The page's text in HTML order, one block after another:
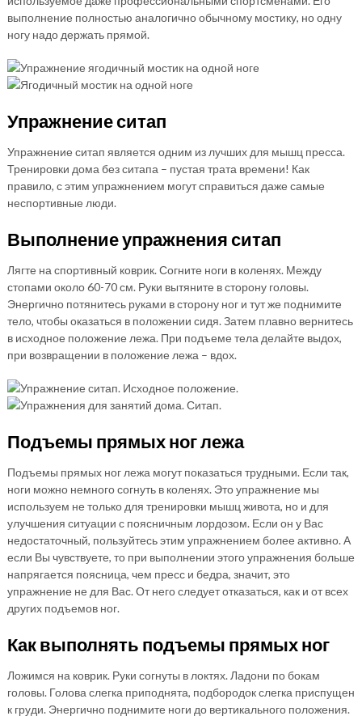
выполнение полностью аналогично обычному мостику, но одну
ногу надо держать прямой.
Упражнение ситап
Упражнение ситап является одним из лучших для мышц пресса.
Тренировки дома без ситапа – пустая трата времени! Как
правило, с этим упражнением могут справиться даже самые
неспортивные люди.
Выполнение упражнения ситап
Лягте на спортивный коврик. Согните ноги в коленях. Между
стопами около 60-70 см. Руки вытяните в сторону головы.
Энергично потянитесь руками в сторону ног и тут же поднимите
тело, чтобы оказаться в положении сидя. Затем плавно вернитесь
в исходное положение лежа. При подъеме тела делайте выдох,
при возвращении в положение лежа – вдох.
Подъемы прямых ног лежа
Подъемы прямых ног лежа могут показаться трудными. Если так,
ноги можно немного согнуть в коленях. Это упражнение мы
используем не только для тренировки мышц живота, но и для
улучшения ситуации с поясничным лордозом. Если он у Вас
недостаточный, пользуйтесь этим упражнением более активно. А
если Вы чувствуете, то при выполнении этого упражнения больше
напрягается поясница, чем пресс и бедра, значит, это
упражнение не для Вас. От него следует отказаться, как и от всех
других подъемов ног.
Как выполнять подъемы прямых ног
Ложимся на коврик. Руки согнуты в локтях. Ладони по бокам
головы. Голова слегка приподнята, подбородок слегка приспущен
к груди. Энергично поднимите ноги до вертикального положения.